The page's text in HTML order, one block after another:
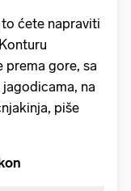
ćete napraviti
gore, sa
na
piše